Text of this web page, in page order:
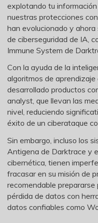
explotando tu
nuestras protecciones
han evolucionado y
de ciberseguridad de IA,
Immune System de
Con la ayuda de la
algoritmos de
desarrollado productos
analyst, que llevan las
nivel, reduciendo
éxito de un ciberataque
Sin embargo, incluso los
Antigena de Darktrace y
cibernética, tienen
fracasar en su misión de
recomendable
pérdida de datos con
datos confiables como